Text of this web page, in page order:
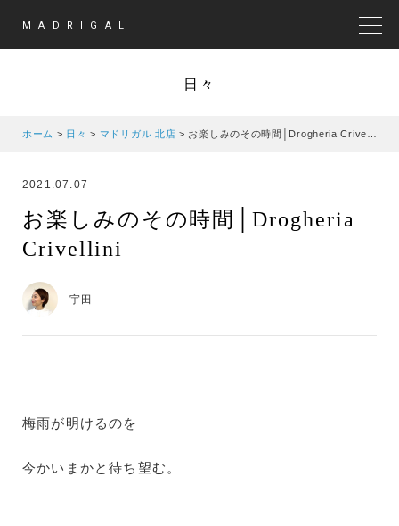
MADRIGAL
日々
ホーム > 日々 > マドリガル 北店 > お楽しみのその時間│Drogheria Crivellini
2021.07.07
お楽しみのその時間│Drogheria
Crivellini
宇田
梅雨が明けるのを
今かいまかと待ち望む。